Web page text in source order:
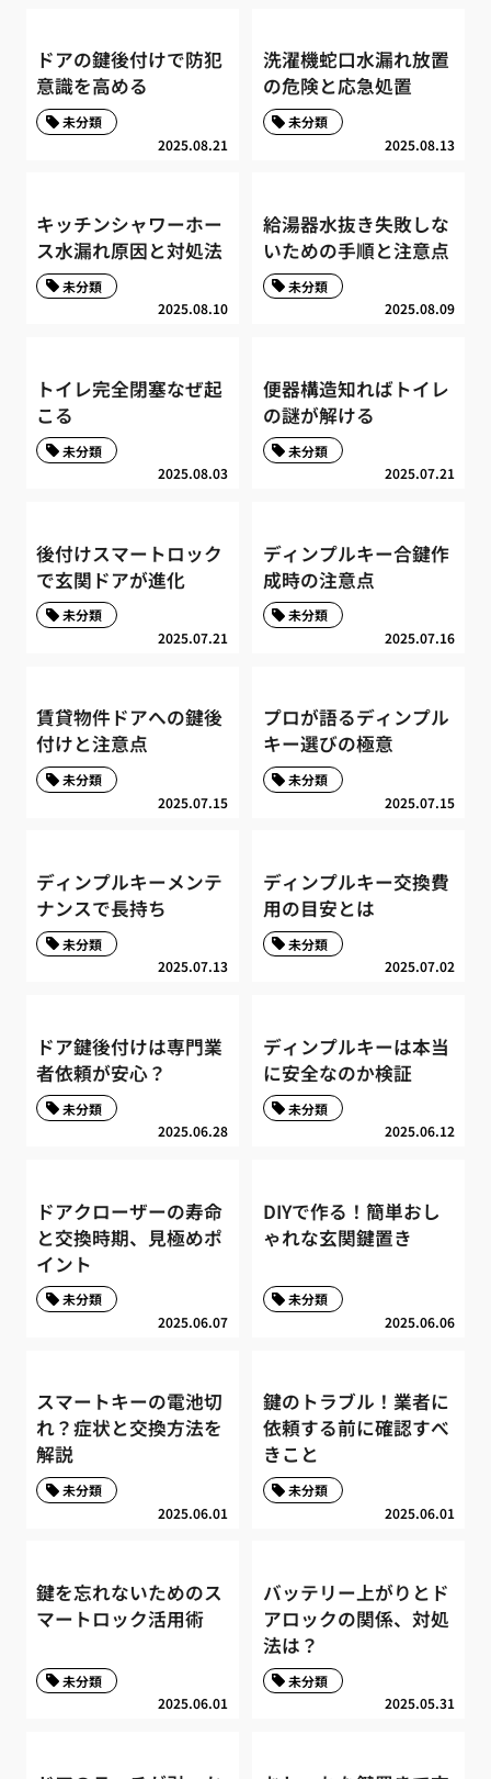
ドアの鍵後付けで防犯
意識を高める
2025.08.21
未分類
洗濯機蛇口水漏れ放置
の危険と応急処置
2025.08.13
未分類
キッチンシャワーホー
ス水漏れ原因と対処法
2025.08.10
未分類
給湯器水抜き失敗しな
いための手順と注意点
2025.08.09
未分類
トイレ完全閉塞なぜ起
こる
2025.08.03
未分類
便器構造知ればトイレ
の謎が解ける
2025.07.21
未分類
後付けスマートロック
で玄関ドアが進化
2025.07.21
未分類
ディンプルキー合鍵作
成時の注意点
2025.07.16
未分類
賃貸物件ドアへの鍵後
付けと注意点
2025.07.15
未分類
プロが語るディンプル
キー選びの極意
2025.07.15
未分類
ディンプルキーメンテ
ナンスで長持ち
2025.07.13
未分類
ディンプルキー交換費
用の目安とは
2025.07.02
未分類
ドア鍵後付けは専門業
者依頼が安心？
2025.06.28
未分類
ディンプルキーは本当
に安全なのか検証
2025.06.12
未分類
ドアクローザーの寿命
と交換時期、見極めポ
イント
2025.06.07
未分類
DIYで作る！簡単おし
ゃれな玄関鍵置き
2025.06.06
未分類
スマートキーの電池切
れ？症状と交換方法を
解説
2025.06.01
未分類
鍵のトラブル！業者に
依頼する前に確認すべ
きこと
2025.06.01
未分類
鍵を忘れないためのス
マートロック活用術
2025.06.01
未分類
バッテリー上がりとド
アロックの関係、対処
法は？
2025.05.31
未分類